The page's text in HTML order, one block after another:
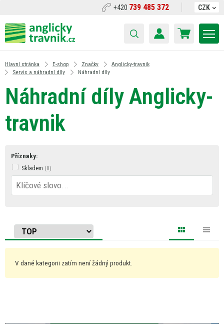
+420 739 485 372 CZK
Hlavní stránka E-shop Značky
Anglicky-travnik
Servis a náhradní díly
Náhradní díly
Náhradní díly Anglicky-
travnik
Příznaky:
Skladem
V dané kategorii zatím není žádný produkt.